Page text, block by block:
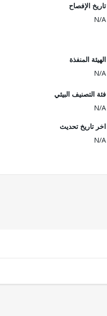
تاريخ الإفصاح
N/A
الهيئة المنفذة
N/A
فئة التصنيف البيئي
N/A
اخر تاريخ تحديث
N/A